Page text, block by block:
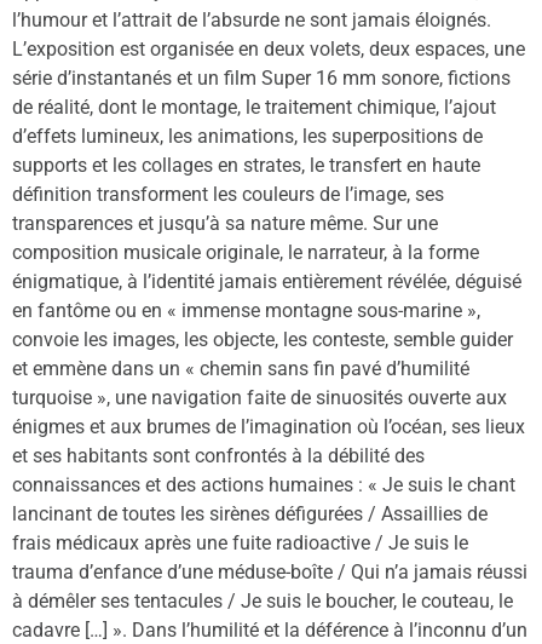
l’humour et l’attrait de l’absurde ne sont jamais éloignés.
L’exposition est organisée en deux volets, deux espaces, une
série d’instantanés et un film Super 16 mm sonore, fictions
de réalité, dont le montage, le traitement chimique, l’ajout
d’effets lumineux, les animations, les superpositions de
supports et les collages en strates, le transfert en haute
définition transforment les couleurs de l’image, ses
transparences et jusqu’à sa nature même. Sur une
composition musicale originale, le narrateur, à la forme
énigmatique, à l’identité jamais entièrement révélée, déguisé
en fantôme ou en « immense montagne sous-marine »,
convoie les images, les objecte, les conteste, semble guider
et emmène dans un « chemin sans fin pavé d’humilité
turquoise », une navigation faite de sinuosités ouverte aux
énigmes et aux brumes de l’imagination où l’océan, ses lieux
et ses habitants sont confrontés à la débilité des
connaissances et des actions humaines : « Je suis le chant
lancinant de toutes les sirènes défigurées / Assaillies de
frais médicaux après une fuite radioactive / Je suis le
trauma d’enfance d’une méduse-boîte / Qui n’a jamais réussi
à démêler ses tentacules / Je suis le boucher, le couteau, le
cadavre […] ». Dans l’humilité et la déférence à l’inconnu d’un